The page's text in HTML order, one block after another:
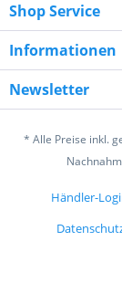
1 * 5 = ?
Ich habe die
verstanden
Shop Service
Informationen
Newsletter
* Alle Preise inkl.
Händler-